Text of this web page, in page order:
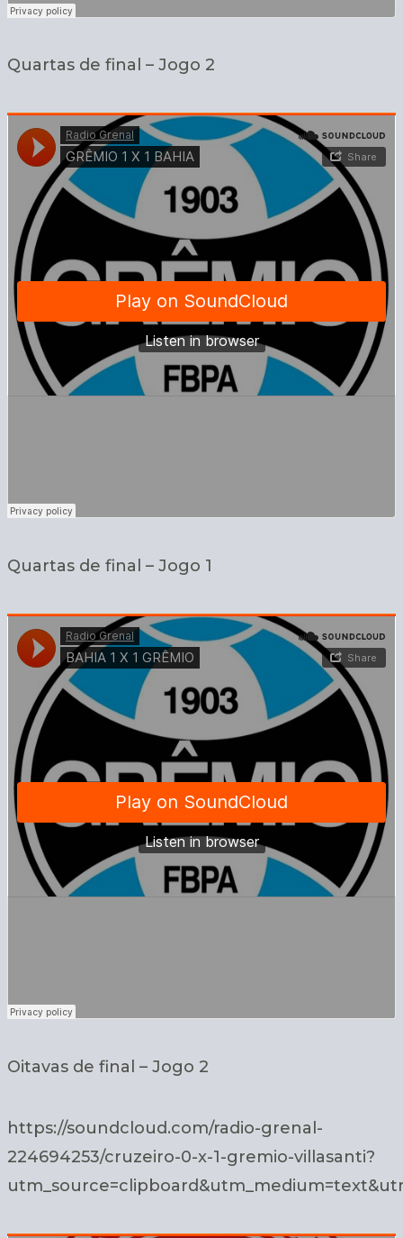
Quartas de final – Jogo 2
Quartas de final – Jogo 1
Oitavas de final – Jogo 2
https://soundcloud.com/radio-grenal-
224694253/cruzeiro-0-x-1-gremio-villasanti?